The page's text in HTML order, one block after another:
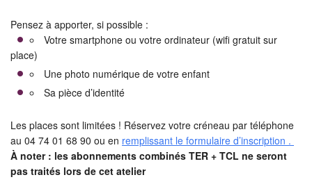
Pensez à apporter, si possible :
Votre smartphone ou votre ordinateur (wifi gratuit sur
place)
Une photo numérique de votre enfant
Sa pièce d’identité
Les places sont limitées ! Réservez votre créneau par téléphone
au 04 74 01 68 90 ou en remplissant le formulaire d’inscription .
À noter : les abonnements combinés TER + TCL ne seront
pas traités lors de cet atelier